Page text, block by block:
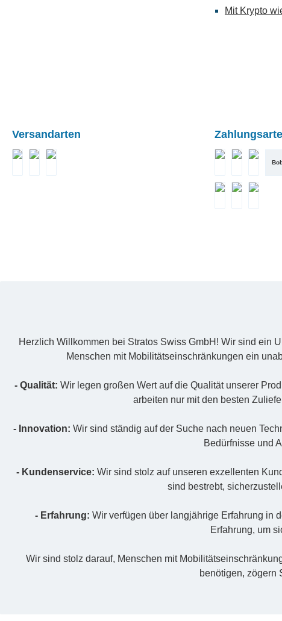
Mit Krypto
Versandarten
Apple Pay
VisaTwint
Herzlich Willkommen bei Stratos Swiss GmbH! Wir sind ein
Menschen mit Mobilitätseinschränkungen ein
- Qualität: Wir legen großen Wert auf die Qualität unserer
arbeiten nur mit den besten
- Innovation: Wir sind ständig auf der Suche nach neuen
Bedürfnisse und
- Kundenservice: Wir sind stolz auf unseren exzellenten
sind bestrebt,
- Erfahrung: Wir verfügen über langjährige Erfahrung in
Erfahrung, um
Wir sind stolz darauf, Menschen mit
benötigen, zögern